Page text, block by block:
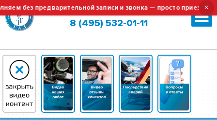
без предварительной записи и звонка — просто приезжайте!
×
Москва (сменить город?)
8 (495) 532-01-11